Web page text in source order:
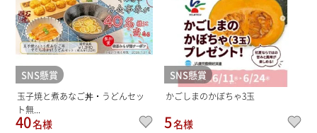
SNS懸賞
玉子焼と煮あなご丼・うどんセッ
ト無...
40名様
SNS懸賞
かごしまのかぼちゃ3玉
5名様